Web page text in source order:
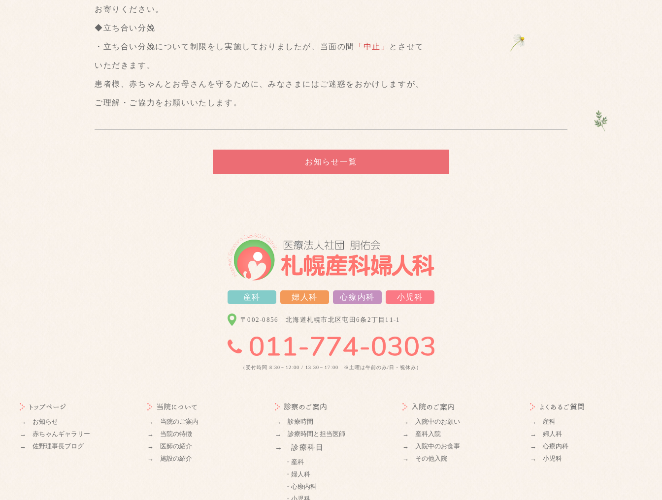
お寄りください。
◆立ち合い分娩
・立ち合い分娩について制限をし実施しておりましたが、当面の間 「中止」 とさせて
いただきます。
患者様、赤ちゃんとお母さんを守るために、みなさまにはご迷惑をおかけしますが、
ご理解・ご協力をお願いいたします。
お知らせ一覧
産科 婦人科 心療内科 小児科
〒002-0856 北海道札幌市北区屯田6条2丁目11-1
（受付時間 8:30～12:00 / 13:30～17:00 ※土曜は午前のみ/日・祝休み）
トップページ
→ お知らせ
→ 赤ちゃんギャラリー
→ 佐野理事長ブログ
当院について
→ 当院のご案内
→ 当院の特徴
→ 医師の紹介
→ 施設の紹介
診察のご案内
→ 診療時間
→ 診療時間と担当医師
→ 診療科目
・産科
・婦人科
・心療内科
入院のご案内
→ 入院中のお願い
→ 産科入院
→ 入院中のお食事
→ その他入院
よくあるご質問
→ 産科
→ 婦人科
→ 心療内科
→ 小児科